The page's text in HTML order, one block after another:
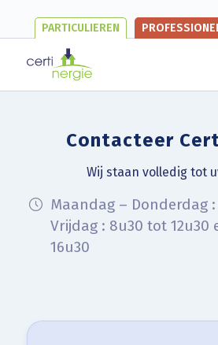
PARTICULIEREN
Contacteer
Wij staan volledig tot
Maandag – Donderdag :
Vrijdag : 8u30 tot 12u30
16u30